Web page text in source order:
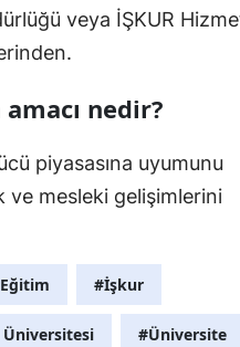
veya İŞKUR
nedir?
piyasasına uyumunu
ve mesleki gelişimlerini
#İşkur
Üniversitesi #Üniversite